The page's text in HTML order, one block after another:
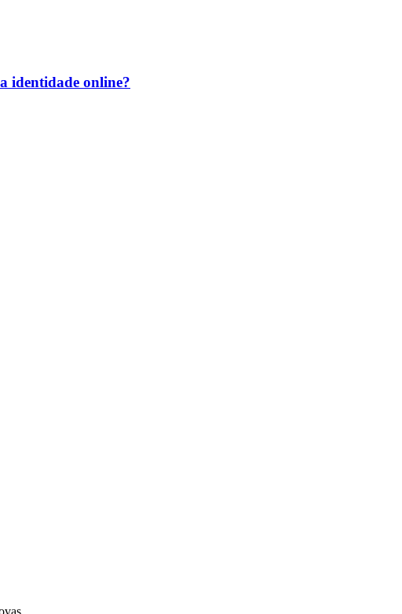
identidade online?